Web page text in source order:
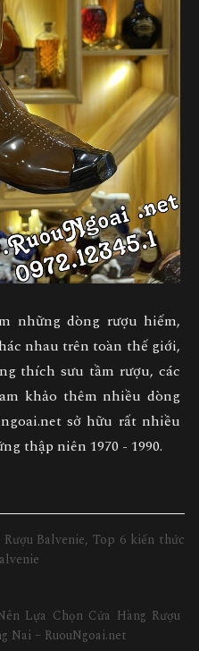
những dòng rượu hiếm,
nhau trên toàn thế giới,
thích sưu tầm rượu, các
khảo thêm nhiều dòng
sở hữu rất nhiều
thập niên 1970 - 1990.
Balvenie, Top 6 kiến thức
Lựa Chọn Cửa Hàng Rượu
Nai – RuouNgoai.net